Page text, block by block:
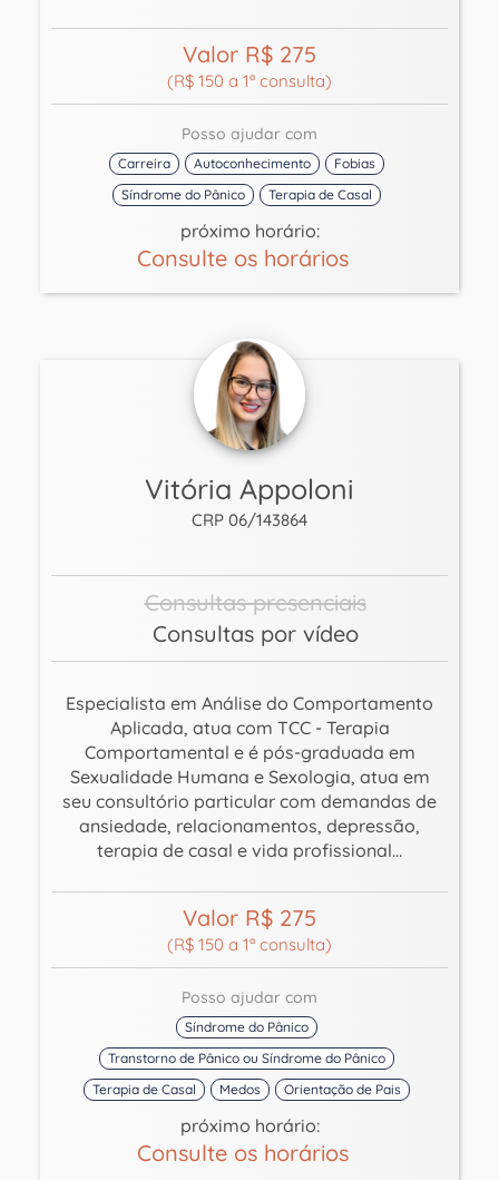
Valor R$ 275
(R$ 150 a 1ª consulta)
Posso ajudar com
Carreira Autoconhecimento
Fobias
Síndrome do Pânico
Terapia de Casal
próximo horário:
Consulte os horários
Vitória Appoloni
CRP 06/143864
Consultas presenciais
Consultas por vídeo
Especialista em Análise do Comportamento
Aplicada, atua com TCC - Terapia
Comportamental e é pós-graduada em
Sexualidade Humana e Sexologia, atua em
seu consultório particular com demandas de
ansiedade, relacionamentos, depressão,
terapia de casal e vida profissional...
Valor R$ 275
(R$ 150 a 1ª consulta)
Posso ajudar com
Síndrome do Pânico
Transtorno de Pânico ou Síndrome do Pânico
Terapia de Casal
Medos Orientação de Pais
próximo horário:
Consulte os horários